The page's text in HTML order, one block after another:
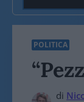
POLITICA
di